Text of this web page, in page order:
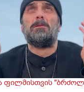
ფილმისთვის